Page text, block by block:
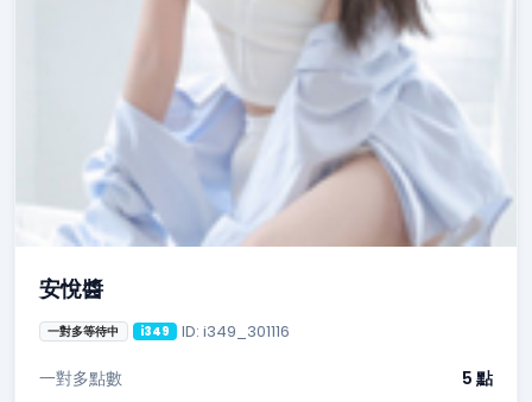
安悅醬
一對多等待中 i349 ID: i349_301116
一對多點數
5 點